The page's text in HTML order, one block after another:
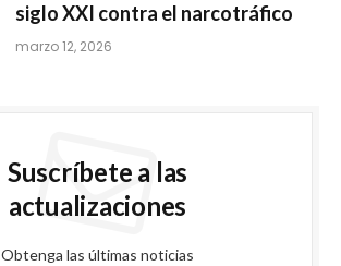
siglo XXI contra el narcotráfico
marzo 12, 2026
Suscríbete a las
actualizaciones
Obtenga las últimas noticias